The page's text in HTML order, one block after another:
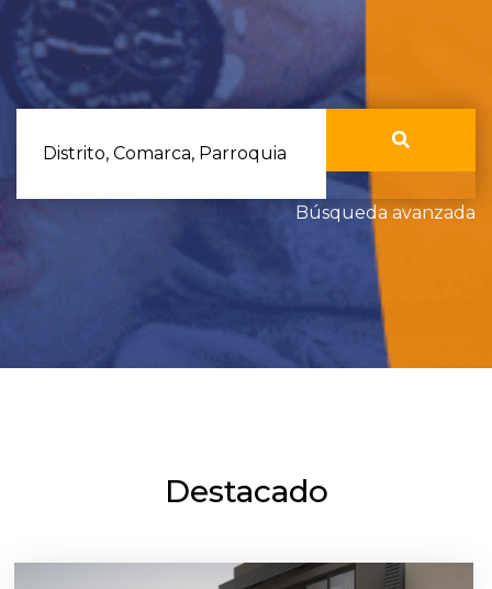
Distrito, Comarca, Parroquia
Búsqueda avanzada
Destacado